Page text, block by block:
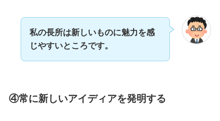
私の長所は新しいものに魅力を感
じやすいところです。
④常に新しいアイディアを発明する